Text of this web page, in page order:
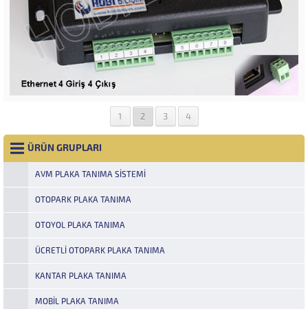
1 2 3 4
ÜRÜN GRUPLARI
AVM PLAKA TANIMA SISTEMI
OTOPARK PLAKA TANIMA
OTOYOL PLAKA TANIMA
ÜCRETLI OTOPARK PLAKA TANIMA
KANTAR PLAKA TANIMA
MOBIL PLAKA TANIMA